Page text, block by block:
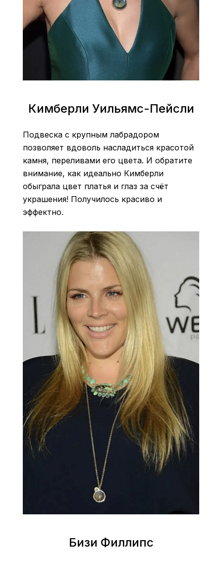
Кимберли Уильямс-Пейсли
Подвеска с крупным лабрадором
позволяет вдоволь насладиться красотой
камня, переливами его цвета. И обратите
внимание, как идеально Кимберли
обыграла цвет платья и глаз за счёт
украшения! Получилось красиво и
эффектно.
Бизи Филлипс